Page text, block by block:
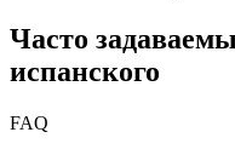
Часто
испанского
FAQ